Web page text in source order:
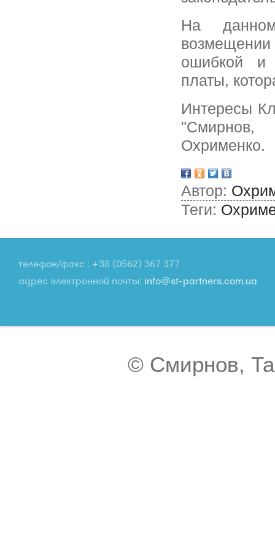
На
возмещении
ошибкой и
платы,
Интересы
"Смирнов,
Охрименко.
Автор:
Теги:
телефон/факс : +38 (0562) 367 377
адрес электронной почты: info@st-partners.com.ua
© Смирнов,